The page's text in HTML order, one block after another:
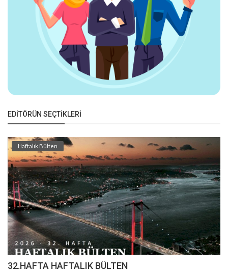
EDITÖRÜN SEÇTIKLERI
Haftalık Bülten
32.HAFTA HAFTALIK BÜLTEN